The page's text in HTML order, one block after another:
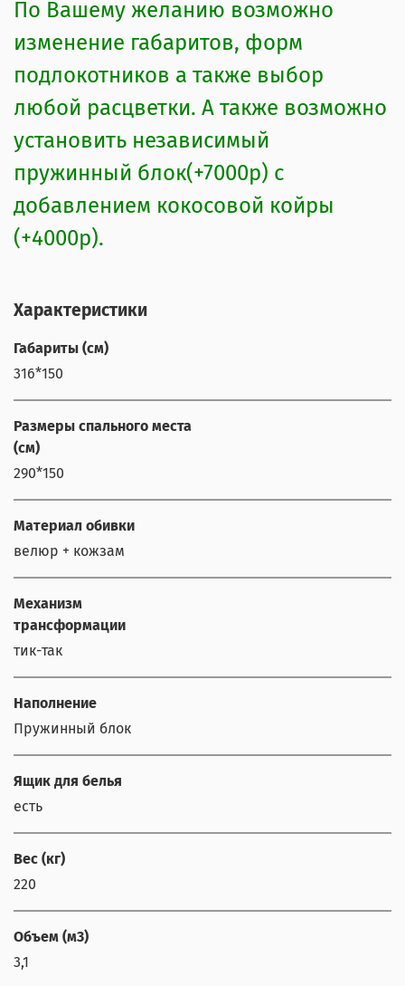
По Вашему желанию возможно
изменение габаритов, форм
подлокотников а также выбор
любой расцветки. А также возможно
установить независимый
пружинный блок(+7000р) с
добавлением кокосовой койры
(+4000р).
Характеристики
Габариты (см)
316*150
Размеры спального места
(см)
290*150
Материал обивки
велюр + кожзам
Механизм
трансформации
тик-так
Наполнение
Пружинный блок
Ящик для белья
есть
Вес (кг)
220
Объем (м3)
3,1